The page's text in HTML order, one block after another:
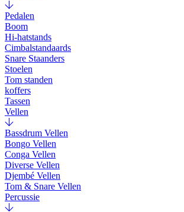
Pedalen
Boom
Hi-hatstands
Cimbalstandaards
Snare Staanders
Stoelen
Tom standen
koffers
Tassen
Vellen
Bassdrum Vellen
Bongo Vellen
Conga Vellen
Diverse Vellen
Djembé Vellen
Tom & Snare Vellen
Percussie